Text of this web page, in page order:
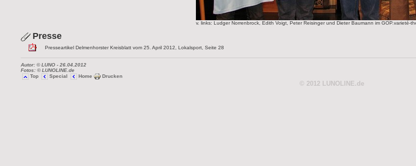
v. links: Ludger Norrenbrock, Edith Voigt, Peter Reisinger und Dieter Baumann im GOP.varieté-
Presse
Presseartikel Delmenhorster Kreisblatt vom 25. April 2012, Lokalsport, Seite 28
Autor: © LUNO- 26.04.2012
Fotos: © LUNOLINE.de
Top
Special Home Drucken
© 2012 LUNOLINE.de